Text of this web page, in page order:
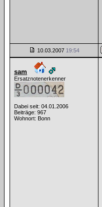
10.03.2007 19:54
sam
Ersatznotenerkenner
Dabei seit: 04.01.2006
Beiträge: 967
Wohnort: Bonn